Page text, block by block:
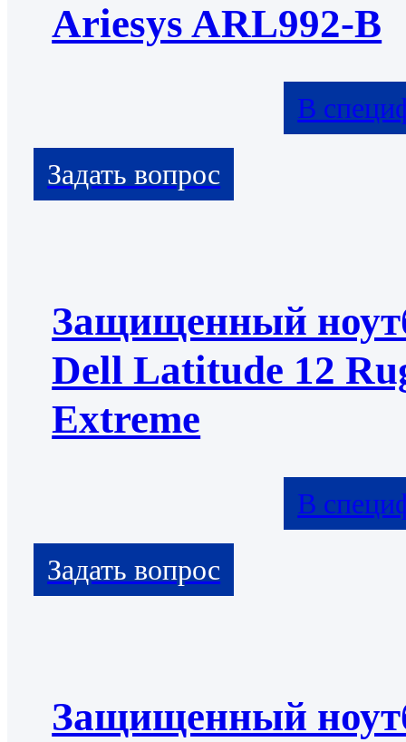
Ariesys ARL992-B
В
Защищенный
Dell Latitude 12
Extreme
В
Защищенный